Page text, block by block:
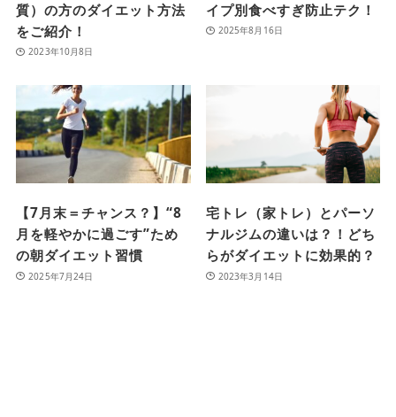
質）の方のダイエット方法
をご紹介！
2023年10月8日
イプ別食べすぎ防止テク！
2025年8月16日
【7月末＝チャンス？】“8
月を軽やかに過ごす”ため
の朝ダイエット習慣
2025年7月24日
宅トレ（家トレ）とパーソ
ナルジムの違いは？！どち
らがダイエットに効果的？
2023年3月14日